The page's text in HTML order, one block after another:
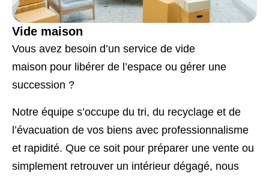
Vide maison
Vous avez besoin d’un service de vide
maison pour libérer de l’espace ou gérer une
succession ?
Notre équipe s’occupe du tri, du recyclage et de
l’évacuation de vos biens avec professionnalisme
et rapidité. Que ce soit pour préparer une vente ou
simplement retrouver un intérieur dégagé, nous